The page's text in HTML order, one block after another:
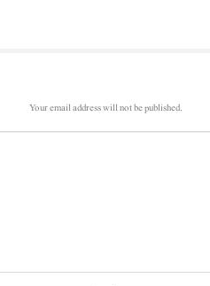
Your email address will not be published.